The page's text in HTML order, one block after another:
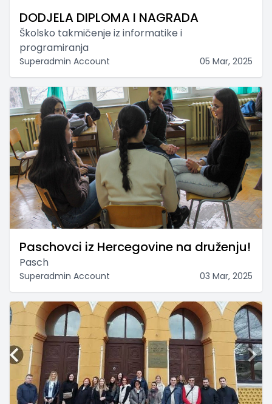
DODJELA DIPLOMA I NAGRADA
Školsko takmičenje iz informatike i
programiranja
Superadmin Account 05 Mar, 2025
Paschovci iz Hercegovine na druženju!
Pasch
Superadmin Account 03 Mar, 2025